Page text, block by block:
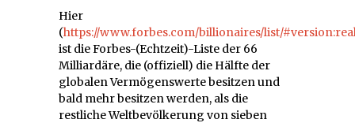
Hier
(https://www.forbes.com/billionaires/list/
ist die Forbes-(Echtzeit)-Liste der 66
Milliardäre, die (offiziell) die Hälfte der
globalen Vermögenswerte besitzen und
bald mehr besitzen werden, als die
restliche Weltbevölkerung von sieben